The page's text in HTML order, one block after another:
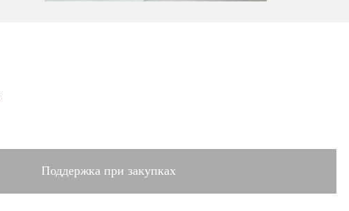
Поддержка при закупках